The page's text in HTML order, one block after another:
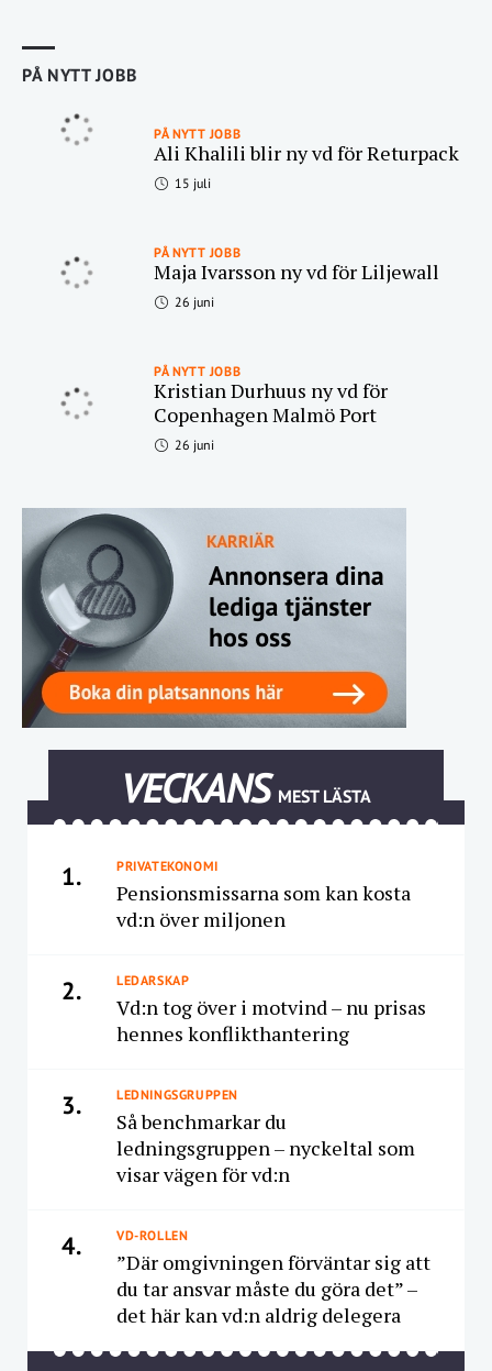
PÅ NYTT JOBB
PÅ NYTT JOBB
Ali Khalili blir ny vd för Returpack
15 juli
PÅ NYTT JOBB
Maja Ivarsson ny vd för Liljewall
26 juni
PÅ NYTT JOBB
Kristian Durhuus ny vd för
Copenhagen Malmö Port
26 juni
VECKANS MEST LÄSTA
1. PRIVATEKONOMI
Pensionsmissarna som kan kosta
vd:n över miljonen
2. LEDARSKAP
Vd:n tog över i motvind – nu prisas
hennes konflikthantering
3. LEDNINGSGRUPPEN
Så benchmarkar du
ledningsgruppen – nyckeltal som
visar vägen för vd:n
4. VD-ROLLEN
”Där omgivningen förväntar sig att
du tar ansvar måste du göra det” –
det här kan vd:n aldrig delegera